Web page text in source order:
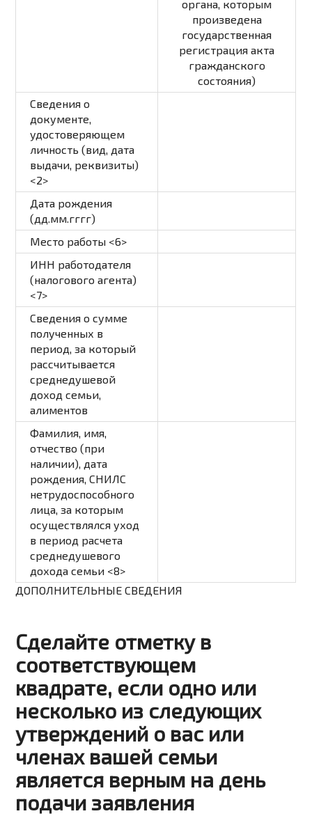
органа, которым
произведена
государственная
регистрация акта
гражданского
состояния)
Сведения о
документе,
удостоверяющем
личность (вид, дата
выдачи, реквизиты)
<2>
Дата рождения
(дд.мм.гггг)
Место работы <6>
ИНН работодателя
(налогового агента)
<7>
Сведения о сумме
полученных в
период, за который
рассчитывается
среднедушевой
доход семьи,
алиментов
Фамилия, имя,
отчество (при
наличии), дата
рождения, СНИЛС
нетрудоспособного
лица, за которым
осуществлялся уход
в период расчета
среднедушевого
дохода семьи <8>
ДОПОЛНИТЕЛЬНЫЕ СВЕДЕНИЯ
Сделайте отметку в
соответствующем
квадрате, если одно или
несколько из следующих
утверждений о вас или
членах вашей семьи
является верным на день
подачи заявления